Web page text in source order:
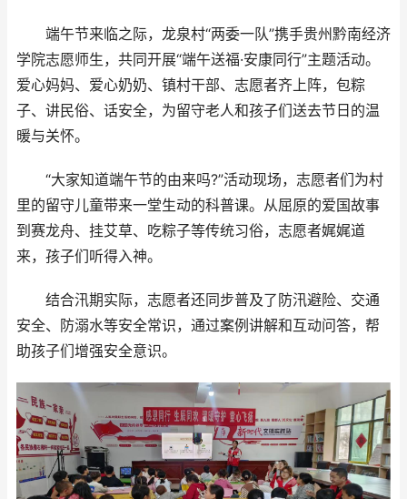
端午节来临之际，龙泉村“两委一队”携手贵州黔南经济
学院志愿师生，共同开展“端午送福·安康同行”主题活动。
爱心妈妈、爱心奶奶、镇村干部、志愿者齐上阵，包粽
子、讲民俗、话安全，为留守老人和孩子们送去节日的温
暖与关怀。
“大家知道端午节的由来吗?”活动现场，志愿者们为村
里的留守儿童带来一堂生动的科普课。从屈原的爱国故事
到赛龙舟、挂艾草、吃粽子等传统习俗，志愿者娓娓道
来，孩子们听得入神。
结合汛期实际，志愿者还同步普及了防汛避险、交通
安全、防溺水等安全常识，通过案例讲解和互动问答，帮
助孩子们增强安全意识。